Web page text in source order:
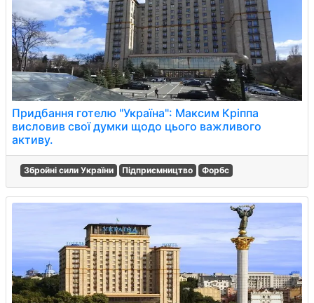
Придбання готелю "Україна": Максим Кріппа
висловив свої думки щодо цього важливого
активу.
Збройні сили України Підприємництво Форбс